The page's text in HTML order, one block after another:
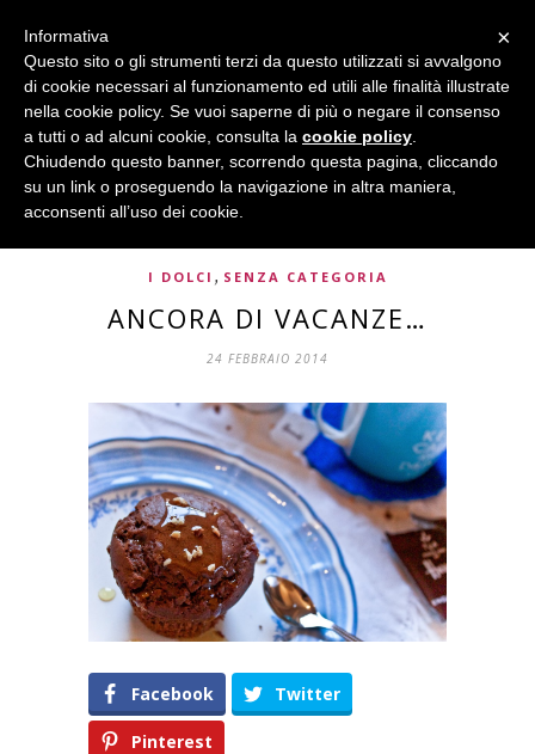
I DOLCI , SENZA CATEGORIA
ANCORA DI VACANZE…
24 FEBBRAIO 2014
Facebook Twitter
Pinterest
×
Informativa
Questo sito o gli strumenti terzi da questo utilizzati si avvalgono
di cookie necessari al funzionamento ed utili alle finalità illustrate
nella cookie policy. Se vuoi saperne di più o negare il consenso
a tutti o ad alcuni cookie, consulta la cookie policy
Chiudendo questo banner, scorrendo questa pagina, cliccando
su un link o proseguendo la navigazione in altra maniera,
acconsenti all’uso dei cookie.